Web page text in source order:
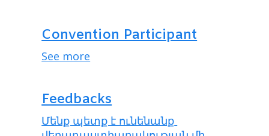
Convention Participant
See more
Feedbacks
Մենք պետք է ունենանք